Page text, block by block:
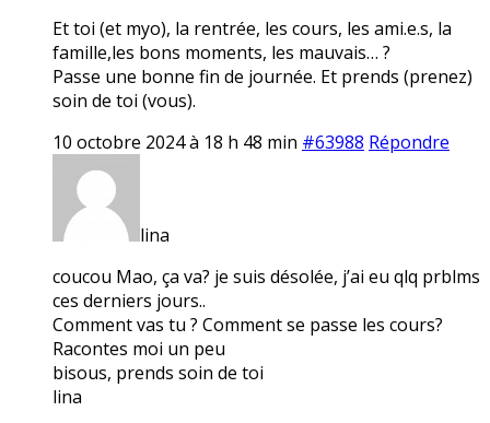
Et toi (et myo), la rentrée, les cours, les ami.e.s, la
famille,les bons moments, les mauvais… ?
Passe une bonne fin de journée. Et prends (prenez)
soin de toi (vous).
10 octobre 2024 à 18 h 48 min #63988 Répondre
lina
coucou Mao, ça va? je suis désolée, j’ai eu qlq prblms
ces derniers jours..
Comment vas tu ? Comment se passe les cours?
Racontes moi un peu
bisous, prends soin de toi
lina